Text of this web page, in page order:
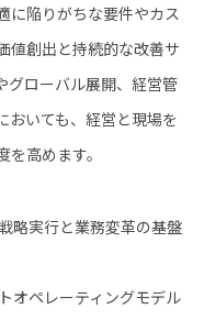
に陥りがちな要件やカス
値創出と持続的な改善サ
グローバル展開、経営管
おいても、経営と現場を
高めます。
略実行と業務変革の基盤
オペレーティングモデル